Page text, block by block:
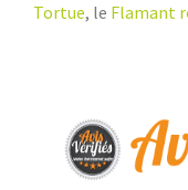
Tortue, le Flamant